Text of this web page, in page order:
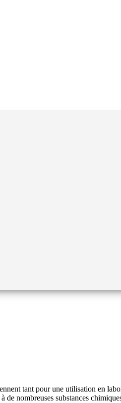
tant pour une utilisation en
nombreuses substances